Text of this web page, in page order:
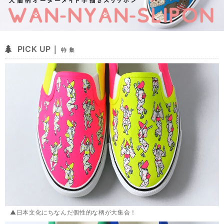
PICK UP｜ 特 集
▲日本文化にちなんだ個性的な柄が大集合！